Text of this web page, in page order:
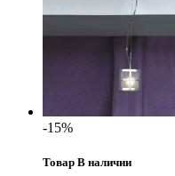
-15%
Товар В наличии